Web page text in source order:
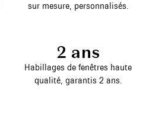
sur mesure, personnalisés.
2 ans
Habillages de fenêtres haute
qualité, garantis 2 ans.